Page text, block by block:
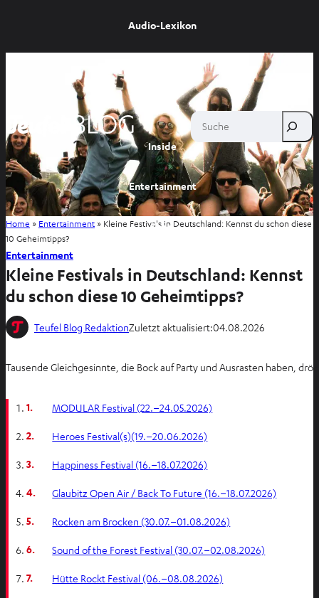
Audio-Lexikon
Wissen
Inside
Entertainment
Shop
Suche
Home » Entertainment » Kleine Festivals in Deutschland: Kennst du schon diese
10 Geheimtipps?
Entertainment
Kleine Festivals in Deutschland: Kennst
du schon diese 10 Geheimtipps?
Teufel Blog RedaktionZuletzt aktualisiert:04.08.2026
Tausende Gleichgesinnte, die Bock auf Party und Ausrasten haben,
1. MODULAR Festival (22.–24.05.2026)
2. Heroes Festival(s)(19.–20.06.2026)
3. Happiness Festival (16.–18.07.2026)
4. Glaubitz Open Air / Back To Future (16.–18.07.2026)
5. Rocken am Brocken (30.07.–01.08.2026)
6. Sound of the Forest Festival (30.07.–02.08.2026)
7. Hütte Rockt Festival (06.–08.08.2026)